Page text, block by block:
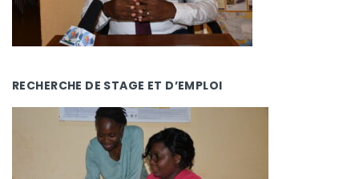
RECHERCHE DE STAGE ET D’EMPLOI